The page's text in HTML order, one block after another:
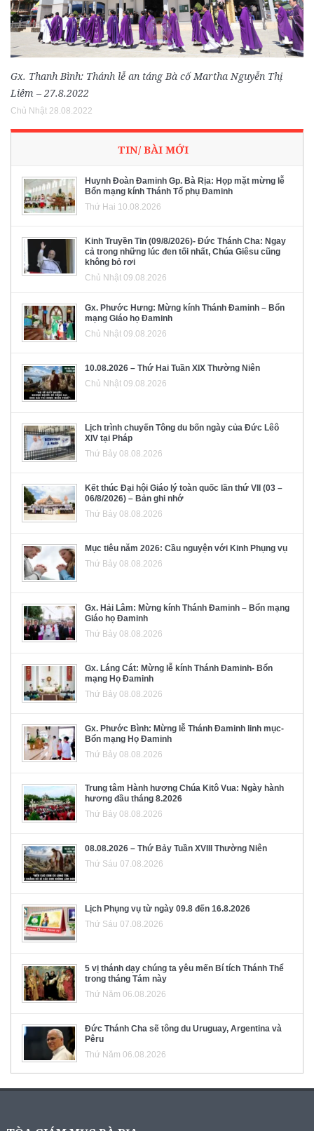
Gx. Thanh Bình: Thánh lễ an táng Bà cố Martha Nguyễn Thị
Liêm – 27.8.2022
Chủ Nhật 28.08.2022
TIN/ BÀI MỚI
Huynh Đoàn Đaminh Gp. Bà Rịa: Họp mặt mừng lễ
Bổn mạng kính Thánh Tổ phụ Đaminh
Thứ Hai 10.08.2026
Kinh Truyền Tin (09/8/2026)- Đức Thánh Cha: Ngay
cả trong những lúc đen tối nhất, Chúa Giêsu cũng
không bỏ rơi
Chủ Nhật 09.08.2026
Gx. Phước Hưng: Mừng kính Thánh Đaminh – Bổn
mạng Giáo họ Đaminh
Chủ Nhật 09.08.2026
10.08.2026 – Thứ Hai Tuần XIX Thường Niên
Chủ Nhật 09.08.2026
Lịch trình chuyến Tông du bốn ngày của Đức Lêô
XIV tại Pháp
Thứ Bảy 08.08.2026
Kết thúc Đại hội Giáo lý toàn quốc lần thứ VII (03 –
06/8/2026) – Bản ghi nhớ
Thứ Bảy 08.08.2026
Mục tiêu năm 2026: Cầu nguyện với Kinh Phụng vụ
Thứ Bảy 08.08.2026
Gx. Hải Lâm: Mừng kính Thánh Đaminh – Bổn mạng
Giáo họ Đaminh
Thứ Bảy 08.08.2026
Gx. Láng Cát: Mừng lễ kính Thánh Đaminh- Bổn
mạng Họ Đaminh
Thứ Bảy 08.08.2026
Gx. Phước Bình: Mừng lễ Thánh Đaminh linh mục-
Bổn mạng Họ Đaminh
Thứ Bảy 08.08.2026
Trung tâm Hành hương Chúa Kitô Vua: Ngày hành
hương đầu tháng 8.2026
Thứ Bảy 08.08.2026
08.08.2026 – Thứ Bảy Tuần XVIII Thường Niên
Thứ Sáu 07.08.2026
Lịch Phụng vụ từ ngày 09.8 đến 16.8.2026
Thứ Sáu 07.08.2026
5 vị thánh dạy chúng ta yêu mến Bí tích Thánh Thể
trong tháng Tám này
Thứ Năm 06.08.2026
Đức Thánh Cha sẽ tông du Uruguay, Argentina và
Pêru
Thứ Năm 06.08.2026